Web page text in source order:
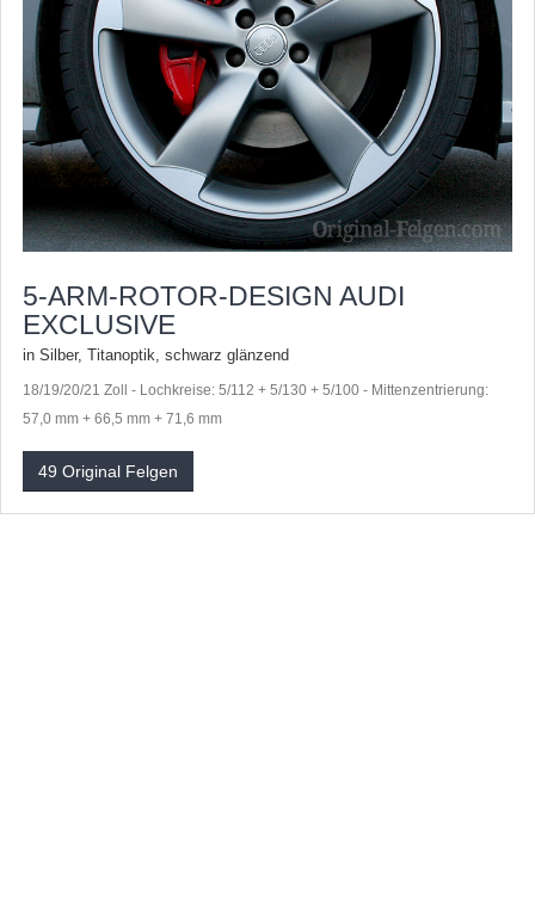
5-ARM-ROTOR-DESIGN AUDI
EXCLUSIVE
in Silber, Titanoptik, schwarz glänzend
18/19/20/21 Zoll - Lochkreise: 5/112 + 5/130 + 5/100 - Mittenzentrierung:
57,0 mm + 66,5 mm + 71,6 mm
49 Original Felgen